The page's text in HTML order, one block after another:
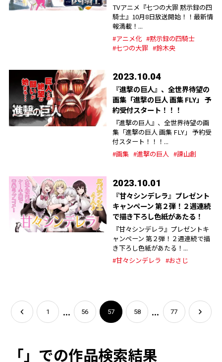
TVアニメ『七つの大罪 黙示録の四
騎士』10月8日放送開始！！最新情
報満載！...
#アニメ化 #黙示録の四騎士
#七つの大罪 #鈴木央
2023.10.04
『進撃の巨人』、全世界待望の
画集「進撃の巨人 画集 FLY」 予
約受付スタート！！！
『進撃の巨人』、全世界待望の画
集「進撃の巨人 画集 FLY」 予約受
付スタート！！！...
#画集 #進撃の巨人 #諫山創
2023.10.01
『甘々シンデレラ』プレゼント
キャンペーン 第２弾！２週連続
で描き下ろし色紙があたる！
『甘々シンデレラ』プレゼントキ
ャンペーン 第２弾！２週連続で描
き下ろし色紙があたる！...
#甘々シンデレラ #おさじ
1 ... 56 57 58 ... 77
「」での作品検索結果